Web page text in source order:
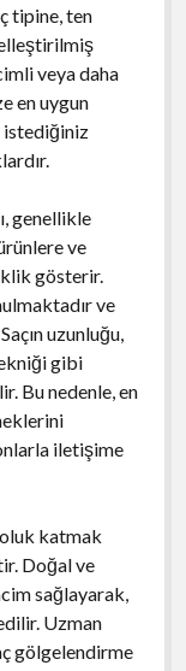
tipine, ten
veya daha
en uygun
istediğiniz
genellikle
ve
gösterir.
ve
uzunluğu,
gibi
Bu nedenle, en
iletişime
katmak
Doğal ve
sağlayarak,
Uzman
gölgelendirme